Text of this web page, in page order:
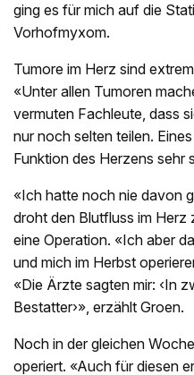
ging es für mich auf die
Vorhofmyxom.
Tumore im Herz sind
«Unter allen Tumoren
vermuten Fachleute, dass
nur noch selten teilen.
Funktion des Herzens sehr
«Ich hatte noch nie davon
droht den Blutfluss im Herz
eine Operation. «Ich aber
und mich im Herbst
«Die Ärzte sagten mir: ‹In
Bestatter›», erzählt Groen.
Noch in der gleichen
operiert. «Auch für diesen